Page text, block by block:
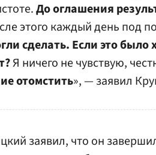
До оглашения
этого каждый день под
сделать. Если это
Я ничего не чувствую,
отомстить», — заявил
заявил, что он